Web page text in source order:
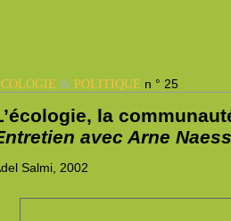
& POLITIQUE n ° 25
la
avec Arne
Salmi, 2002